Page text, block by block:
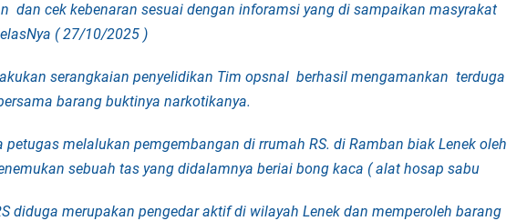
Sat Samapta Polresta Mataram Patroli Sisir Wilayah Cakranegara
Kakanwil Ditjenpas NTB Sidak Dan Tes Urine Bagi WBP Lapas Selong
Polsek Gunungsari Kawal keamanan Acara Selamatan Bendungan Meninting
dan cek kebenaran sesuai dengan inforamsi yang di sampaikan masyrakat
( 27/10/2025 )
serangkaian penyelidikan Tim opsnal berhasil mengamankan terduga
barang buktinya narkotikanya.
petugas melalukan pemgembangan di rrumah RS. di Ramban biak Lenek oleh
sebuah tas yang didalamnya beriai bong kaca ( alat hosap sabu
diduga merupakan pengedar aktif di wilayah Lenek dan memperoleh barang